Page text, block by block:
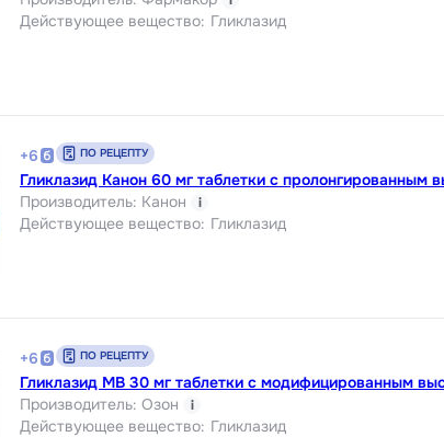
Действующее вещество: Гликлазид
+6 ПО РЕЦЕПТУ
Гликлазид Канон 60 мг таблетки с пролонгированным
Производитель: Канон i
Действующее вещество: Гликлазид
+6 ПО РЕЦЕПТУ
Гликлазид МВ 30 мг таблетки с модифицированным
Производитель: Озон i
Действующее вещество: Гликлазид